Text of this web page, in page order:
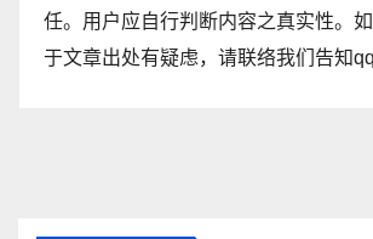
任。用户应自行判断内容之真实性。
于文章出处有疑虑，请联络我们告知